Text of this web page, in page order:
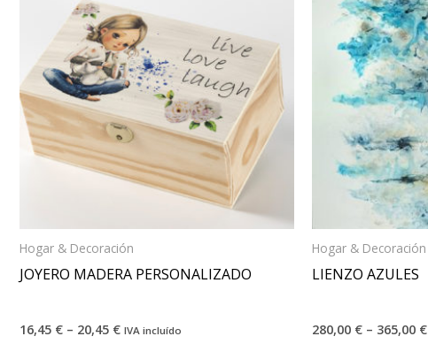
Hogar & Decoración
JOYERO MADERA PERSONALIZADO
16,45 € – 20,45 € IVA incluído
Hogar & Decoración
LIENZO AZULES
280,00 € – 365,00 €